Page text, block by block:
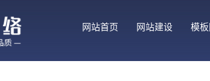
网站首页 网站建设 模